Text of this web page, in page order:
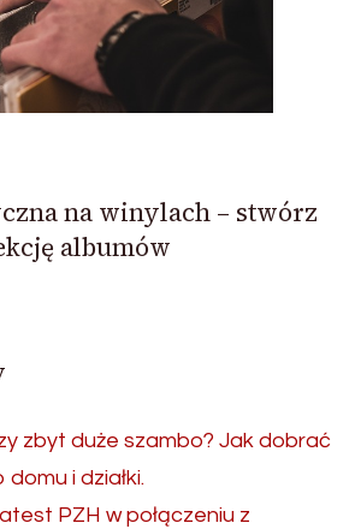
na winylach – stwórz
albumów
zbyt duże szambo? Jak dobrać
i działki.
PZH w połączeniu z